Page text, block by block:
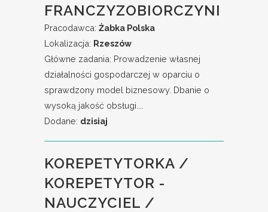
FRANCZYZOBIORCZYNI
Pracodawca: Żabka Polska
Lokalizacja: Rzeszów
Główne zadania: Prowadzenie własnej
działalności gospodarczej w oparciu o
sprawdzony model biznesowy. Dbanie o
wysoką jakość obsługi....
Dodane: dzisiaj
KOREPETYTORKA /
KOREPETYTOR -
NAUCZYCIEL /